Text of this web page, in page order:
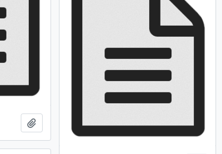
Ajouter au presse-papier